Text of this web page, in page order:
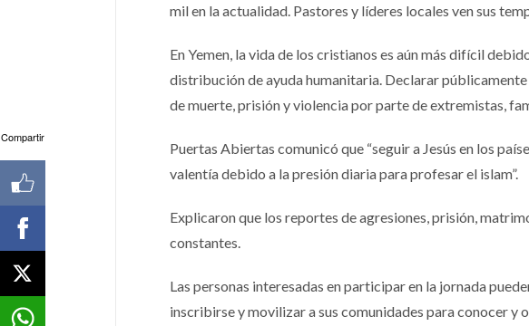
mil en la actualidad. Pastores y líderes locales ven sus
En Yemen, la vida de los cristianos es aún más difícil
distribución de ayuda humanitaria. Declarar
de muerte, prisión y violencia por parte de extremistas,
Puertas Abiertas comunicó que “seguir a Jesús en los
valentía debido a la presión diaria para profesar el islam”.
Explicaron que los reportes de agresiones, prisión,
constantes.
Las personas interesadas en participar en la jornada
inscribirse y movilizar a sus comunidades para conocer y
Compartir